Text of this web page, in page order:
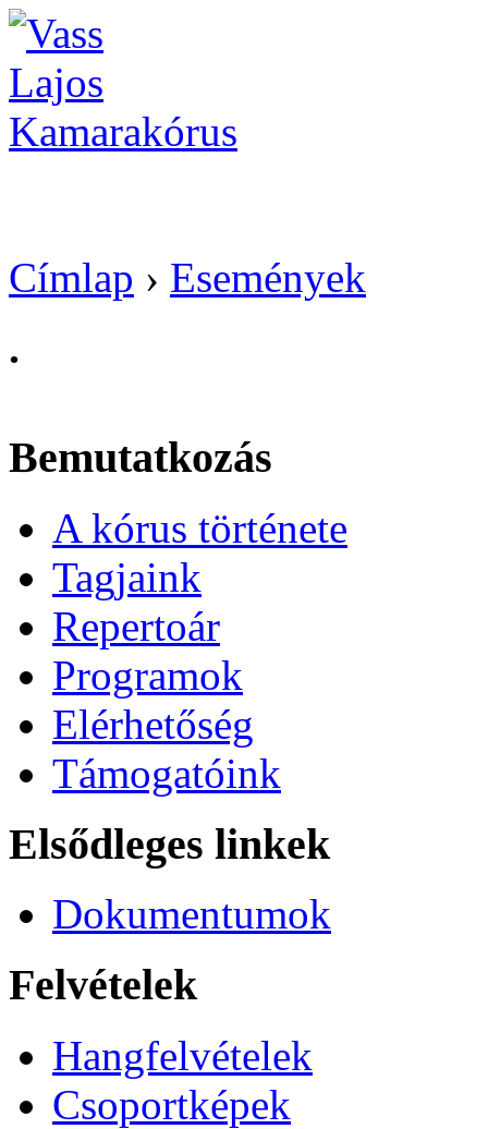
Címlap › Események
.
Bemutatkozás
A kórus története
Tagjaink
Repertoár
Programok
Elérhetőség
Támogatóink
Elsődleges linkek
Dokumentumok
Felvételek
Hangfelvételek
Csoportképek